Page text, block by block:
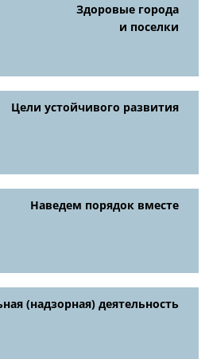
Здоровые города
и поселки
Цели устойчивого развития
Наведем порядок вместе
(надзорная) деятельность